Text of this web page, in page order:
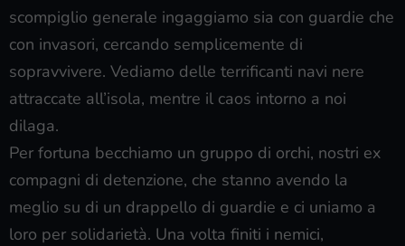
scompiglio generale ingaggiamo sia con guardie che
con invasori, cercando semplicemente di
sopravvivere. Vediamo delle terrificanti navi nere
attraccate all’isola, mentre il caos intorno a noi
dilaga.
Per fortuna becchiamo un gruppo di orchi, nostri ex
compagni di detenzione, che stanno avendo la
meglio su di un drappello di guardie e ci uniamo a
loro per solidarietà. Una volta finiti i nemici,